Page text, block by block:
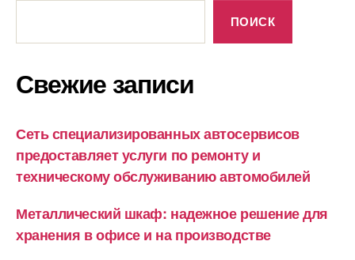
ПОИСК
Свежие записи
Сеть специализированных автосервисов
предоставляет услуги по ремонту и
техническому обслуживанию автомобилей
Металлический шкаф: надежное решение для
хранения в офисе и на производстве